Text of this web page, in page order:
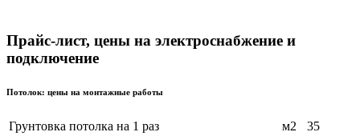
Прайс-лист, цены на электроснабжение и
подключение
Потолок: цены на монтажные работы
Грунтовка потолка на 1 раз м2
35